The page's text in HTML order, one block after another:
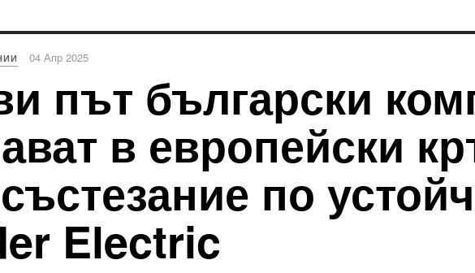
04 Апр 2025
път български
в европейски
по
Electric